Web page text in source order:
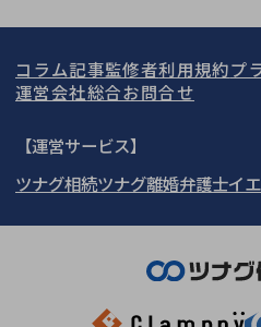
北海道
岩手県
秋田県
福島県
関東
東京都
埼玉県
茨城県
東海
愛知県
岐阜県
関西
大阪府
北陸・甲信越
九州・沖縄
任意整理
会社破産・法人破産
消費者金融・サラ金
コラム記事監修者利用規約プ
運営会社総合お問合せ
【運営サービス】
ツナグ相続ツナグ離婚弁護士イ